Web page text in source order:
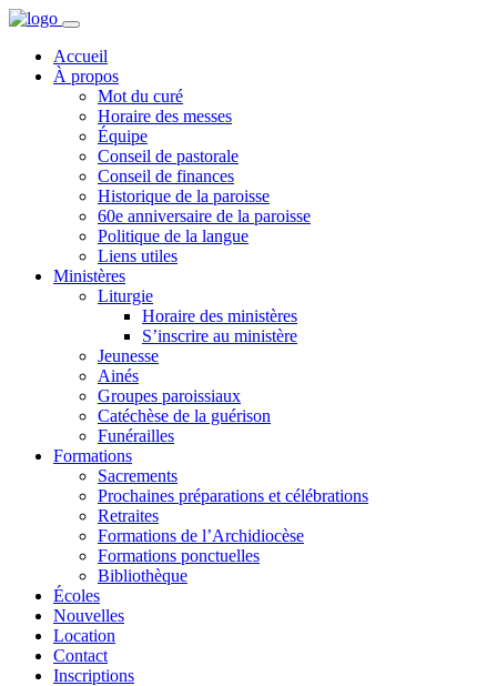
Accueil
À propos
Mot du curé
Horaire des messes
Équipe
Conseil de pastorale
Conseil de finances
Historique de la paroisse
60e anniversaire de la paroisse
Politique de la langue
Liens utiles
Ministères
Liturgie
Horaire des ministères
S’inscrire au ministère
Jeunesse
Ainés
Groupes paroissiaux
Catéchèse de la guérison
Funérailles
Formations
Sacrements
Prochaines préparations et célébrations
Retraites
Formations de l’Archidiocèse
Formations ponctuelles
Bibliothèque
Écoles
Nouvelles
Location
Contact
Inscriptions